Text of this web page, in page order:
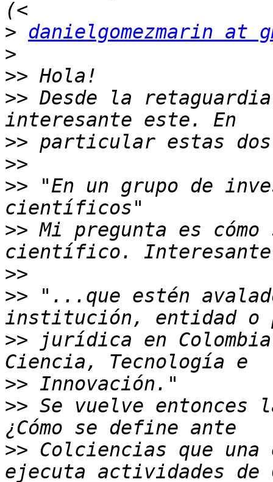
> danielgomezmarin at
>
>>
>> Desde la
>>
>>
>> "En un grupo de
>> Mi pregunta es
>>
>> "...que estén
>> jurídica en
>>
>> Se vuelve
>> Colciencias que